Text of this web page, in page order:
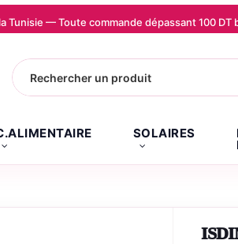
Tunisie — Toute commande dépassant 100
SOLAIRES